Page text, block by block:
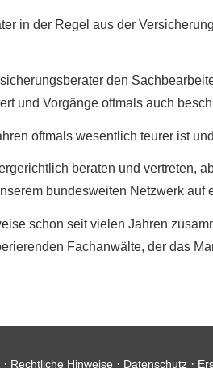
in der Regel aus der
den
und Vorgänge oftmals auch
oftmals wesentlich teurer ist
beraten und vertreten,
bundesweiten Netzwerk
schon seit vielen Jahren
Fachanwälte, der das
· Rechtliche Hinweise · Datenschutz ·